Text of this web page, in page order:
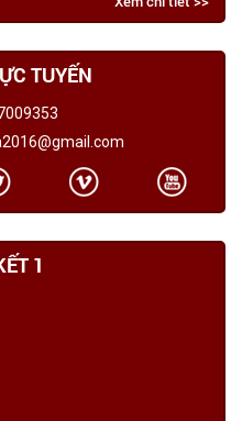
TUYẾN
1